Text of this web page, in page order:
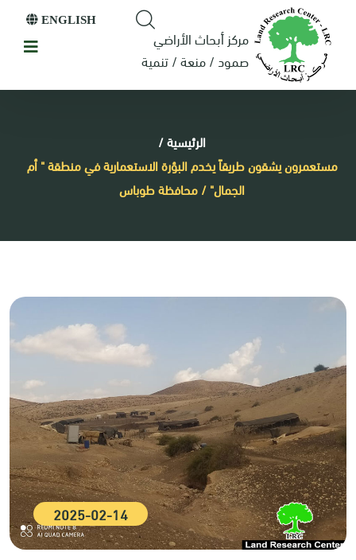
مركز أبحاث الأراضي
صمود / منعة / تنمية
ENGLISH
الرئيسية/
مستعمرون يشقون طريقاً يخدم البؤرة الاستعمارية في منطقة " أم
الجمال" / محافظة طوباس
2025-02-14